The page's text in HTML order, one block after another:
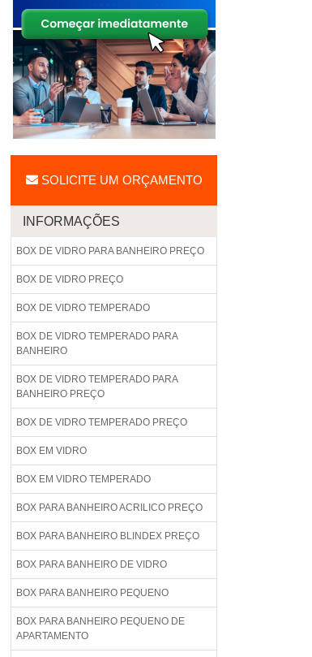
SOLICITE UM ORÇAMENTO
INFORMAÇÕES
BOX DE VIDRO PARA BANHEIRO PREÇO
BOX DE VIDRO PREÇO
BOX DE VIDRO TEMPERADO
BOX DE VIDRO TEMPERADO PARA
BANHEIRO
BOX DE VIDRO TEMPERADO PARA
BANHEIRO PREÇO
BOX DE VIDRO TEMPERADO PREÇO
BOX EM VIDRO
BOX EM VIDRO TEMPERADO
BOX PARA BANHEIRO ACRILICO PREÇO
BOX PARA BANHEIRO BLINDEX PREÇO
BOX PARA BANHEIRO DE VIDRO
BOX PARA BANHEIRO PEQUENO
BOX PARA BANHEIRO PEQUENO DE
APARTAMENTO